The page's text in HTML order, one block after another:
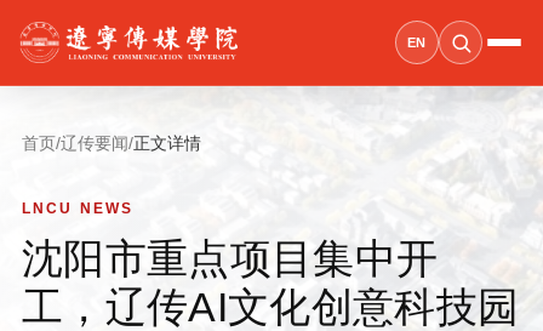
EN
首页/辽传要闻/正文详情
LNCU NEWS
沈阳市重点项目集中开
工，辽传AI文化创意科技园